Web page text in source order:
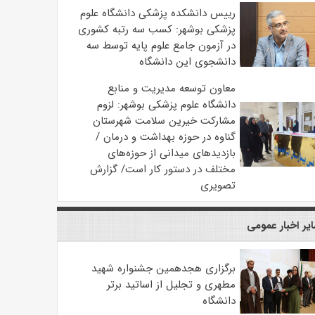
رییس دانشکده پزشکی دانشگاه علوم
پزشکی بوشهر: کسب سه رتبه کشوری
در آزمون جامع علوم پایه توسط سه
دانشجوی این دانشگاه
معاون توسعه مدیریت و منابع
دانشگاه علوم پزشکی بوشهر: لزوم
مشارکت خیرین سلامت شهرستان
گناوه در حوزه بهداشت و درمان /
بازدیدهای میدانی از حوزه‌های
مختلف در دستور کار است/ گزارش
تصویری
اخبار عمومی
برگزاری هجدهمین جشنواره شهید
مطهری و تجلیل از اساتید برتر
دانشگاه